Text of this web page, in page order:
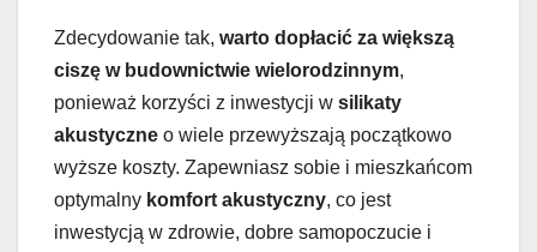
Zdecydowanie tak, warto dopłacić za większą
ciszę w budownictwie wielorodzinnym,
ponieważ korzyści z inwestycji w silikaty
akustyczne o wiele przewyższają początkowo
wyższe koszty. Zapewniasz sobie i mieszkańcom
optymalny komfort akustyczny, co jest
inwestycją w zdrowie, dobre samopoczucie i